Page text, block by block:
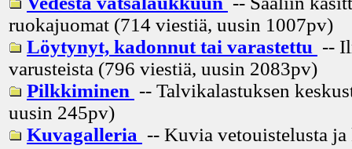
ruokajuomat (714 viestiä, uusin 1007pv)
Löytynyt, kadonnut tai varastettu --
varusteista (796 viestiä, uusin 2083pv)
Pilkkiminen -- Talvikalastuksen
uusin 245pv)
Kuvagalleria -- Kuvia vetouistelusta